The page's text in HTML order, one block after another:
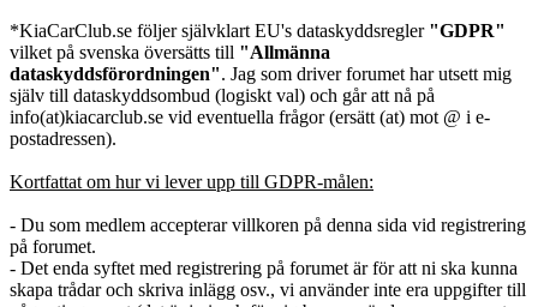
*KiaCarClub.se följer självklart EU's dataskyddsregler "GDPR"
vilket på svenska översätts till "Allmänna
dataskyddsförordningen". Jag som driver forumet har utsett mig
själv till dataskyddsombud (logiskt val) och går att nå på
info(at)kiacarclub.se vid eventuella frågor (ersätt (at) mot @ i e-
postadressen).
Kortfattat om hur vi lever upp till GDPR-målen:
- Du som medlem accepterar villkoren på denna sida vid registrering
på forumet.
- Det enda syftet med registrering på forumet är för att ni ska kunna
skapa trådar och skriva inlägg osv., vi använder inte era uppgifter till